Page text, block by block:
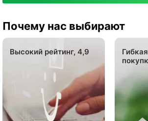
Почему нас выбирают
Высокий рейтинг, 4,9